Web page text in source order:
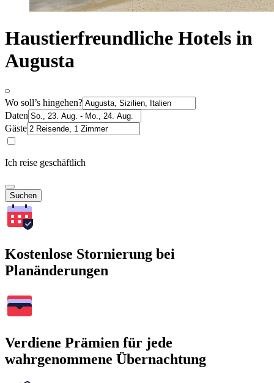
Haustierfreundliche Hotels in
Augusta
Wo soll’s hingehen?
Daten
Gäste
Ich reise geschäftlich
Suchen
Kostenlose Stornierung bei
Planänderungen
Verdiene Prämien für jede
wahrgenommene Übernachtung